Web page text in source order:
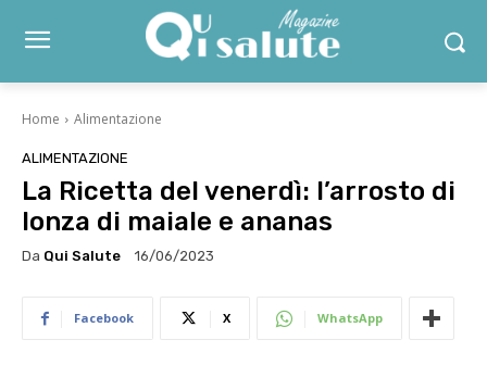
Home Alimentazione
ALIMENTAZIONE
La Ricetta del venerdì: l’arrosto di
lonza di maiale e ananas
Da Qui Salute 16/06/2023
Facebook X WhatsApp